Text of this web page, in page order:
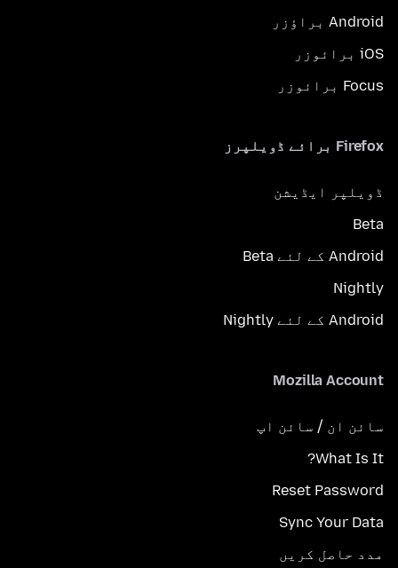
Android براؤزر
iOS برائوزر
Focus برائوزر
Firefox برائے ڈویلپرز
ڈویلپر ایڈیشن
Beta
Android کے لئے Beta
Nightly
Android کے لئے Nightly
Mozilla Account
سائن ان / سائن اپ
What Is It?
Reset Password
Sync Your Data
مدد حاصل کریں